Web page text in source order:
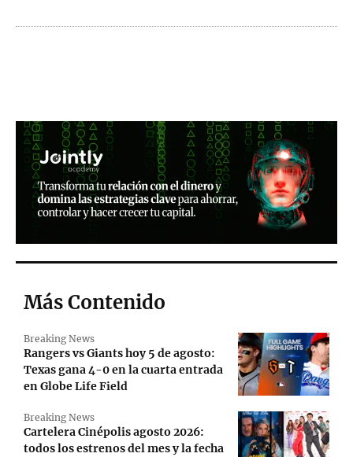
Más Contenido
Breaking News
Rangers vs Giants hoy 5 de agosto:
Texas gana 4-0 en la cuarta entrada
en Globe Life Field
Breaking News
Cartelera Cinépolis agosto 2026:
todos los estrenos del mes y la fecha